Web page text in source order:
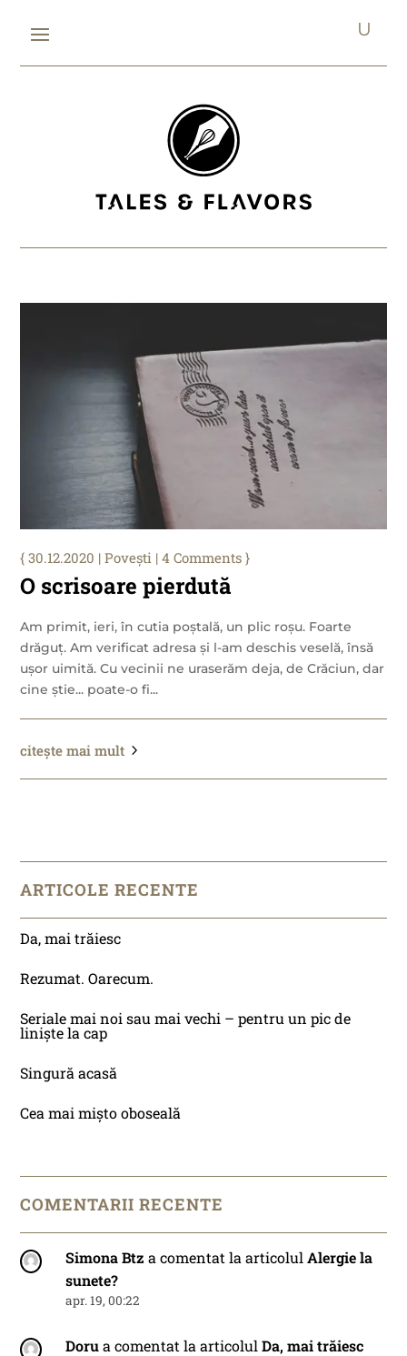
O scrisoare pierdută
30.12.2020 |Povești | 4 Comments
Am primit, ieri, în cutia poștală, un plic roșu. Foarte
drăguț. Am verificat adresa și l-am deschis veselă, însă
ușor uimită. Cu vecinii ne uraserăm deja, de Crăciun, dar
cine știe... poate-o fi...
citește mai mult
ARTICOLE RECENTE
Da, mai trăiesc
Rezumat. Oarecum.
Seriale mai noi sau mai vechi – pentru un pic de
liniște la cap
Singură acasă
Cea mai mișto oboseală
COMENTARII RECENTE
Simona Btz a comentat la articolulAlergie la
sunete?
apr. 19, 00:22
Dorua comentat la articolulDa, mai trăiesc